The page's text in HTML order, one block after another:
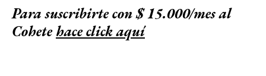
Para suscribirte con $ 15.000/mes al
Cohetehace click aquí